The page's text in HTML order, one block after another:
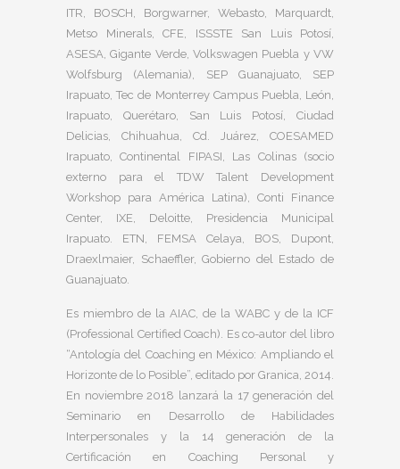
ITR, BOSCH, Borgwarner, Webasto, Marquardt,
Metso Minerals, CFE, ISSSTE San Luis Potosí,
ASESA, Gigante Verde, Volkswagen Puebla y VW
Wolfsburg (Alemania), SEP Guanajuato, SEP
Irapuato, Tec de Monterrey Campus Puebla, León,
Irapuato, Querétaro, San Luis Potosí, Ciudad
Delicias, Chihuahua, Cd. Juárez, COESAMED
Irapuato, Continental FIPASI, Las Colinas (socio
externo para el TDW Talent Development
Workshop para América Latina), Conti Finance
Center, IXE, Deloitte, Presidencia Municipal
Irapuato. ETN, FEMSA Celaya, BOS, Dupont,
Draexlmaier, Schaeffler, Gobierno del Estado de
Guanajuato.
Es miembro de la AIAC, de la WABC y de la ICF
(Professional Certified Coach). Es co-autor del libro
“Antología del Coaching en México: Ampliando el
Horizonte de lo Posible”, editado por Granica, 2014.
En noviembre 2018 lanzará la 17 generación del
Seminario en Desarrollo de Habilidades
Interpersonales y la 14 generación de la
Certificación en Coaching Personal y